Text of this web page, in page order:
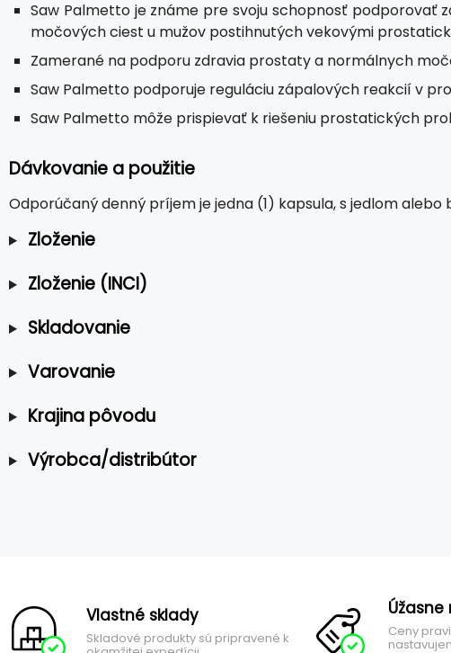
Saw Palmetto je známe pre svoju schopnosť podporovať
močových ciest u mužov postihnutých vekovými
Zamerané na podporu zdravia prostaty a normálnych
Saw Palmetto podporuje reguláciu zápalových reakcií v
Saw Palmetto môže prispievať k riešeniu prostatických
Dávkovanie a použitie
Odporúčaný denný príjem je jedna (1) kapsula, s jedlom
Zloženie
Zloženie (INCI)
Skladovanie
Varovanie
Krajina pôvodu
Výrobca/distribútor
Vlastné sklady
Skladové produkty sú pripravené k
Úžasne
Ceny